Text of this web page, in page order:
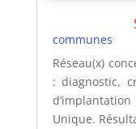
communes
Réseau(x)
: diagnostic,
Unique.